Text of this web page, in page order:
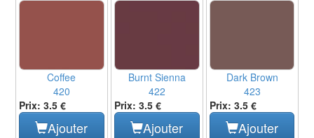
Coffee
420
Prix: 3.5 €
Ajouter
Burnt Sienna
422
Prix: 3.5 €
Ajouter
Dark Brown
423
Prix: 3.5 €
Ajouter